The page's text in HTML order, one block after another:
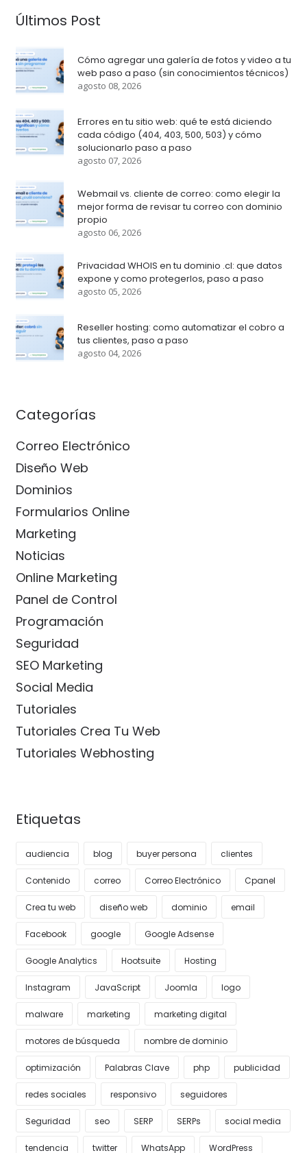
Últimos Post
Cómo agregar una galería de fotos y video a tu
web paso a paso (sin conocimientos técnicos)
agosto 08, 2026
Errores en tu sitio web: qué te está diciendo
cada código (404, 403, 500, 503) y cómo
solucionarlo paso a paso
agosto 07, 2026
Webmail vs. cliente de correo: como elegir la
mejor forma de revisar tu correo con dominio
propio
agosto 06, 2026
Privacidad WHOIS en tu dominio .cl: que datos
expone y como protegerlos, paso a paso
agosto 05, 2026
Reseller hosting: como automatizar el cobro a
tus clientes, paso a paso
agosto 04, 2026
Categorías
Correo Electrónico
Diseño Web
Dominios
Formularios Online
Marketing
Noticias
Online Marketing
Panel de Control
Programación
Seguridad
SEO Marketing
Social Media
Tutoriales
Tutoriales Crea Tu Web
Tutoriales Webhosting
Etiquetas
audiencia blog buyer persona clientes
Contenido correo Correo Electrónico Cpanel
Crea tu web diseño web dominio email
Facebook google Google Adsense
Google Analytics Hootsuite Hosting
Instagram JavaScript Joomla logo
malware marketing marketing digital
motores de búsqueda nombre de dominio
optimización Palabras Clave php publicidad
redes sociales responsivo seguidores
Seguridad seo SERP SERPs social media
tendencia twitter WhatsApp WordPress